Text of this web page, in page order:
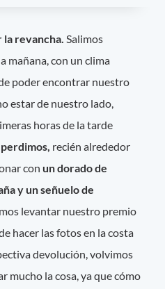
revancha. Salimos
mañana, con un clima
poder encontrar nuestro
estar de nuestro lado,
horas de la tarde
recién alrededor
con un dorado de
y un señuelo de
levantar nuestro premio
hacer las fotos en la costa
devolución, volvimos
mucho la cosa, ya que cómo